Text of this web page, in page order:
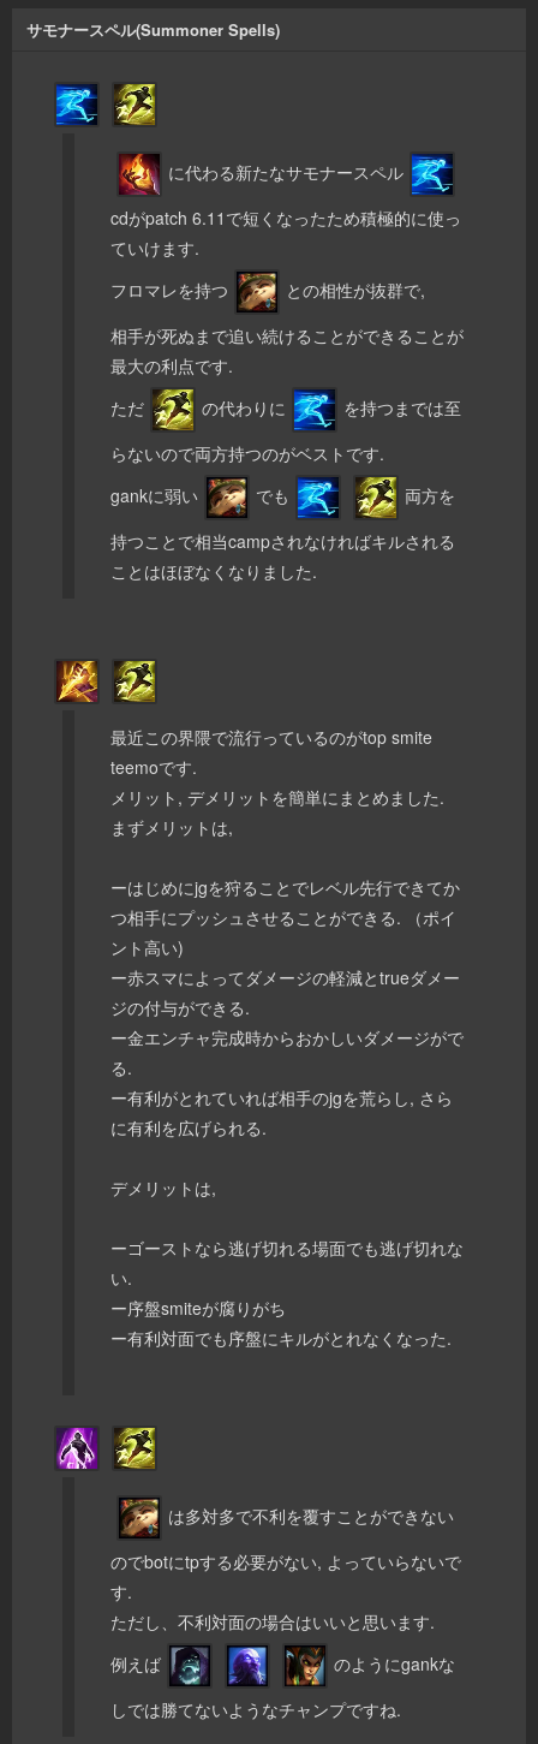
サモナースペル(Summoner Spells)
に代わる新たなサモナースペル
cdがpatch 6.11で短くなったため積極的に使っ
ていけます.
フロマレを持つ
との相性が抜群で,
相手が死ぬまで追い続けることができることが
最大の利点です.
ただ
の代わりに
を持つまでは至
らないので両方持つのがベストです.
gankに弱い
でも
両方を
持つことで相当campされなければキルされる
ことはほぼなくなりました.
最近この界隈で流行っているのがtop smite
teemoです.
メリット, デメリットを簡単にまとめました.
まずメリットは,
ーはじめにjgを狩ることでレベル先行できてか
つ相手にプッシュさせることができる. （ポイ
ント高い)
ー赤スマによってダメージの軽減とtrueダメー
ジの付与ができる.
ー金エンチャ完成時からおかしいダメージがで
る.
ー有利がとれていれば相手のjgを荒らし, さら
に有利を広げられる.
デメリットは,
ーゴーストなら逃げ切れる場面でも逃げ切れな
い.
ー序盤smiteが腐りがち
ー有利対面でも序盤にキルがとれなくなった.
は多対多で不利を覆すことができない
のでbotにtpする必要がない, よっていらないで
す.
ただし、不利対面の場合はいいと思います.
例えば
のようにgankな
しでは勝てないようなチャンプですね.